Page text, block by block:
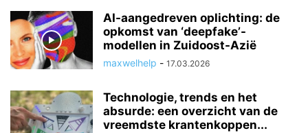
AI-aangedreven oplichting: de
opkomst van ‘deepfake’-
modellen in Zuidoost-Azië
maxwelhelp - 17.03.2026
Technologie, trends en het
absurde: een overzicht van de
vreemdste krantenkoppen...